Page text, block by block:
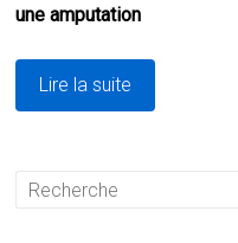
une amputation
Lire la suite